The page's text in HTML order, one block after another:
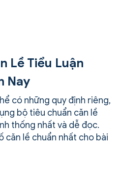
Lề Tiểu Luận
Nay
có những quy định riêng,
bộ tiêu chuẩn căn lề
thống nhất và dễ đọc.
căn lề chuẩn nhất cho bài